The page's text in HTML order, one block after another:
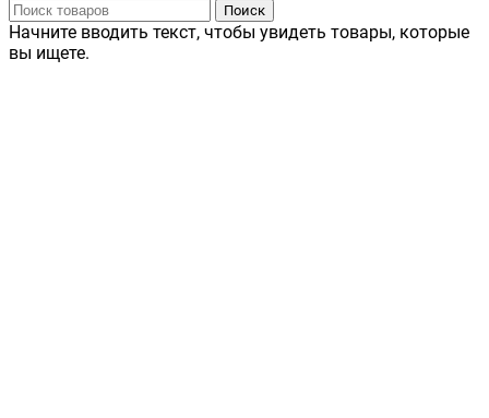
Поиск
Начните вводить текст, чтобы увидеть товары, которые
вы ищете.